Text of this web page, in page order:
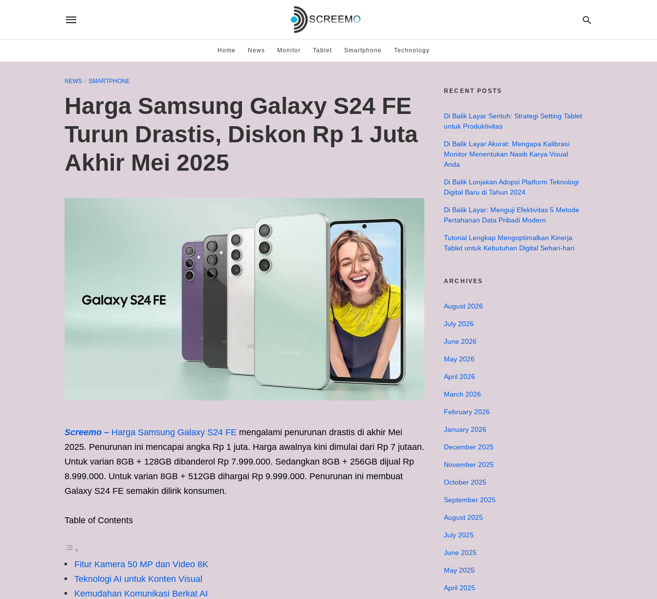
Home News Monitor Tablet Smartphone Technology
NEWS SMARTPHONE
Harga Samsung Galaxy S24 FE
Turun Drastis, Diskon Rp 1 Juta
Akhir Mei 2025
Screemo – Harga Samsung Galaxy S24 FE mengalami penurunan drastis di akhir Mei
2025. Penurunan ini mencapai angka Rp 1 juta. Harga awalnya kini dimulai dari Rp 7 jutaan.
Untuk varian 8GB + 128GB dibanderol Rp 7.999.000. Sedangkan 8GB + 256GB dijual Rp
8.999.000. Untuk varian 8GB + 512GB dihargai Rp 9.999.000. Penurunan ini membuat
Galaxy S24 FE semakin dilirik konsumen.
Table of Contents
Fitur Kamera 50 MP dan Video 8K
Teknologi AI untuk Konten Visual
Kemudahan Komunikasi Berkat AI
RECENT POSTS
Di Balik Layar Sentuh: Strategi Setting Tablet
untuk Produktivitas
Di Balik Layar Akurat: Mengapa Kalibrasi
Monitor Menentukan Nasib Karya Visual
Anda
Di Balik Lonjakan Adopsi Platform Teknologi
Digital Baru di Tahun 2024
Di Balik Layar: Menguji Efektivitas 5 Metode
Pertahanan Data Pribadi Modern
Tutorial Lengkap Mengoptimalkan Kinerja
Tablet untuk Kebutuhan Digital Sehari-hari
ARCHIVES
August 2026
July 2026
June 2026
May 2026
April 2026
March 2026
February 2026
January 2026
December 2025
November 2025
October 2025
September 2025
August 2025
July 2025
June 2025
May 2025
April 2025